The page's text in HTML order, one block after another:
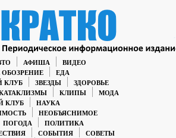
АФИША
ВИДЕО
ЕДА
КЛУБ
ЗВЕЗДЫ
ЗДОРОВЬЕ
КЛИПЫ
МОДА
КЛУБ
НАУКА
НЕОБЪЯСНИМОЕ
ПОГОДА
ПОЛИТИКА
СОБЫТИЯ
СОВЕТЫ